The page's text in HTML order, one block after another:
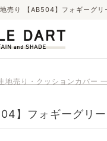
売り 【AB504】フォギーグ
地売り・クッションカバー
】フォギーグリー